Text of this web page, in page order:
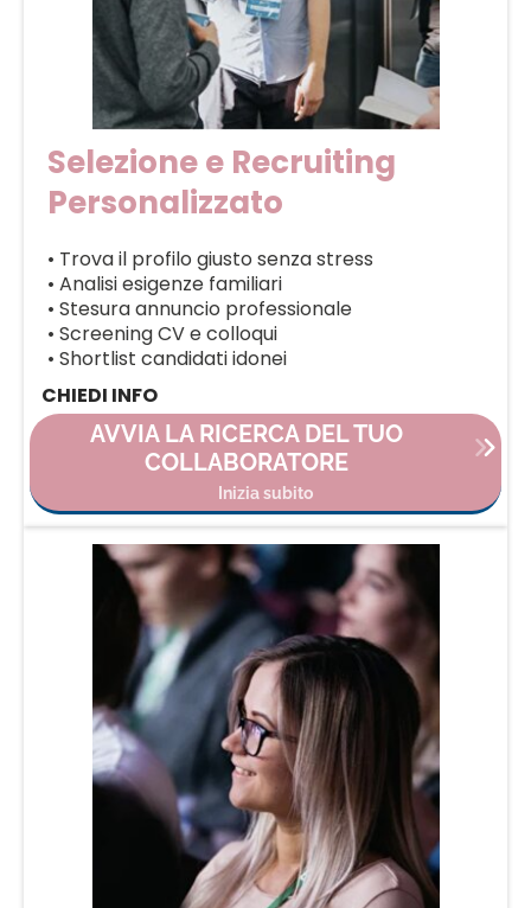
Selezione e Recruiting
Personalizzato
• Trova il profilo giusto senza stress
• Analisi esigenze familiari
• Stesura annuncio professionale
• Screening CV e colloqui
• Shortlist candidati idonei
CHIEDI INFO
AVVIA LA RICERCA DEL TUO
COLLABORATORE
Inizia subito